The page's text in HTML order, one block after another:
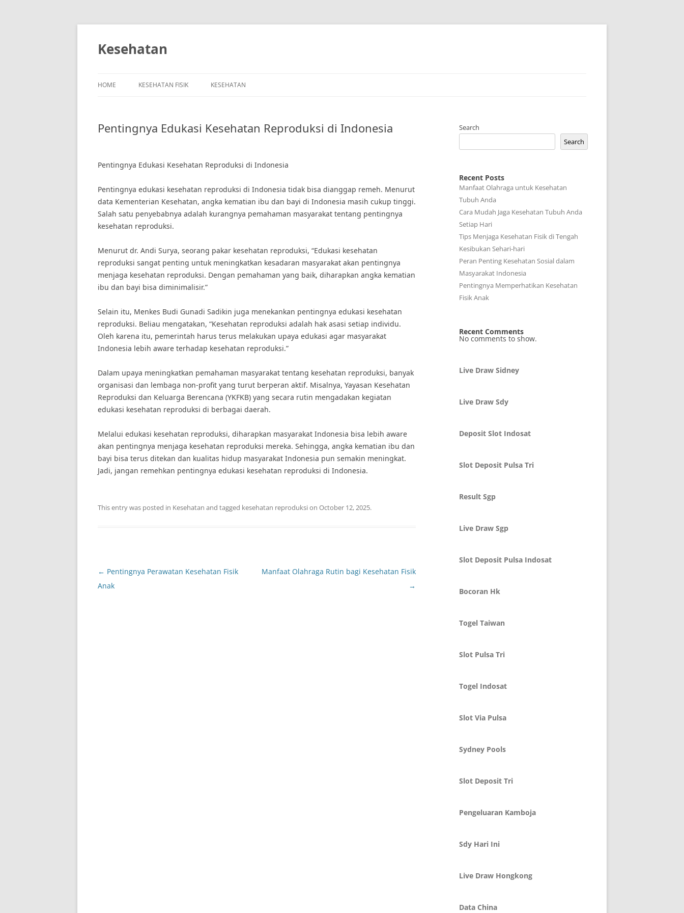
Skip
Kesehatan
HOME KESEHATAN FISIK KESEHATAN
Pentingnya Edukasi Kesehatan Reproduksi di Indonesia
Pentingnya Edukasi Kesehatan Reproduksi di Indonesia
Pentingnya edukasi kesehatan reproduksi di Indonesia tidak bisa dianggap remeh. Menurut
data Kementerian Kesehatan, angka kematian ibu dan bayi di Indonesia masih cukup tinggi.
Salah satu penyebabnya adalah kurangnya pemahaman masyarakat tentang pentingnya
kesehatan reproduksi.
Menurut dr. Andi Surya, seorang pakar kesehatan reproduksi, “Edukasi kesehatan
reproduksi sangat penting untuk meningkatkan kesadaran masyarakat akan pentingnya
menjaga kesehatan reproduksi. Dengan pemahaman yang baik, diharapkan angka kematian
ibu dan bayi bisa diminimalisir.”
Selain itu, Menkes Budi Gunadi Sadikin juga menekankan pentingnya edukasi kesehatan
reproduksi. Beliau mengatakan, “Kesehatan reproduksi adalah hak asasi setiap individu.
Oleh karena itu, pemerintah harus terus melakukan upaya edukasi agar masyarakat
Indonesia lebih aware terhadap kesehatan reproduksi.”
Dalam upaya meningkatkan pemahaman masyarakat tentang kesehatan reproduksi, banyak
organisasi dan lembaga non-profit yang turut berperan aktif. Misalnya, Yayasan Kesehatan
Reproduksi dan Keluarga Berencana (YKFKB) yang secara rutin mengadakan kegiatan
edukasi kesehatan reproduksi di berbagai daerah.
Melalui edukasi kesehatan reproduksi, diharapkan masyarakat Indonesia bisa lebih aware
akan pentingnya menjaga kesehatan reproduksi mereka. Sehingga, angka kematian ibu dan
bayi bisa terus ditekan dan kualitas hidup masyarakat Indonesia pun semakin meningkat.
Jadi, jangan remehkan pentingnya edukasi kesehatan reproduksi di Indonesia.
This entry was posted in Kesehatan and tagged kesehatan reproduksion October 12, 2025.
Post
navigation
← Pentingnya Perawatan Kesehatan Fisik
Anak
Manfaat Olahraga Rutin bagi Kesehatan Fisik
→
Search
Search
Recent Posts
Manfaat Olahraga untuk Kesehatan
Tubuh Anda
Cara Mudah Jaga Kesehatan Tubuh Anda
Setiap Hari
Tips Menjaga Kesehatan Fisik di Tengah
Kesibukan Sehari-hari
Peran Penting Kesehatan Sosial dalam
Masyarakat Indonesia
Pentingnya Memperhatikan Kesehatan
Fisik Anak
Recent Comments
No comments to show.
Live Draw Sidney
Live Draw Sdy
Deposit Slot Indosat
Slot Deposit Pulsa Tri
Result Sgp
Live Draw Sgp
Slot Deposit Pulsa Indosat
Bocoran Hk
Togel Taiwan
Slot Pulsa Tri
Togel Indosat
Slot Via Pulsa
Sydney Pools
Slot Deposit Tri
Pengeluaran Kamboja
Sdy Hari Ini
Live Draw Hongkong
Data China